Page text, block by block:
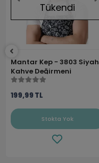
Tükendi
Mantar Kep - 3803 Siyah
Kahve Değirmeni
199,99 TL
Stokta Yok